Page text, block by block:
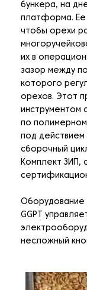
бункера, на
платформа. Ее
чтобы орехи
их в
зазор между
которого
орехов. Этот
инструментом
по
под действием
сборочный
Комплект ЗИП,
Оборудование
GGPT
несложный